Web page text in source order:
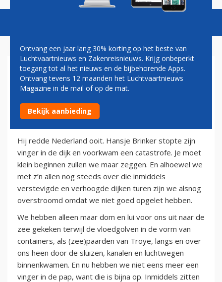
PAUL MELKERT: LIFT IN DE
LUCHT
26 juli 2012
Hij redde Nederland ooit. Hansje Brinker stopte zijn
vinger in de dijk en voorkwam een catastrofe. Je moet
klein beginnen zullen we maar zeggen. En alhoewel we
met z’n allen nog steeds over die inmiddels
verstevigde en verhoogde dijken turen zijn we alsnog
overstroomd omdat we niet goed opgelet hebben.
We hebben alleen maar dom en lui voor ons uit naar de
zee gekeken terwijl de vloedgolven in de vorm van
containers, als (zee)paarden van Troye, langs en over
ons heen door de sluizen, kanalen en luchtwegen
binnenkwamen. En nu hebben we niet eens meer een
vinger in de pap, want die is bijna op. Inmiddels zitten
Ontvang een jaar lang 30% korting op het beste van
Luchtvaartnieuws en Zakenreisnieuws. Krijg onbeperkt
toegang tot al het nieuws en de bijbehorende Apps.
Ontvang tevens 12 maanden het Luchtvaartnieuws
Magazine in de mail of op de mat.
Bekijk aanbieding